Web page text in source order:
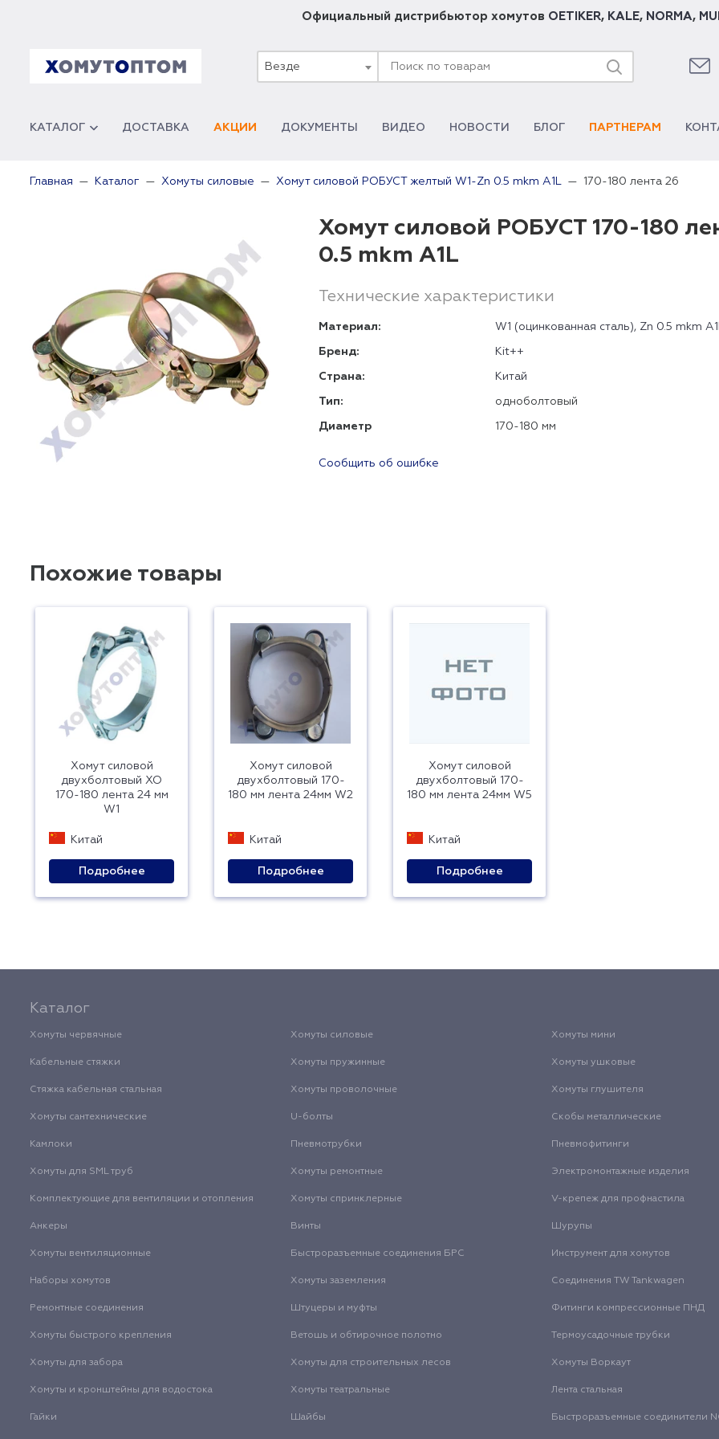
Официальный дистрибьютор хомутов OETIKER, KALE, NORMA,
Везде
КАТАЛОГ ДОСТАВКА АКЦИИ ДОКУМЕНТЫ ВИДЕО НОВОСТИ БЛОГ ПАРТНЕРАМ
Главная Каталог Хомуты силовые Хомут силовой РОБУСТ желтый W1-Zn 0.5 mkm A1L 170-180 лента 26
Хомут силовой РОБУСТ 170-180
0.5 mkm A1L
Технические характеристики
Материал: W1 (оцинкованная сталь), Zn 0.5 mkm
Бренд: Kit++
Страна: Китай
Тип: одноболтовый
Диаметр 170-180 мм
Сообщить об ошибке
Похожие товары
Хомут силовой
двухболтовый ХО
170-180 лента 24 мм
W1
Китай
Подробнее
Хомут силовой
двухболтовый 170-
180 мм лента 24мм W2
Китай
Подробнее
Хомут силовой
двухболтовый 170-
180 мм лента 24мм W5
Китай
Подробнее
Каталог
Хомуты червячные Хомуты силовые Хомуты мини
Кабельные стяжки Хомуты пружинные Хомуты ушковые
Стяжка кабельная стальная Хомуты проволочные Хомуты глушителя
Хомуты сантехнические U-болты Скобы металлические
Камлоки Пневмотрубки Пневмофитинги
Хомуты для SML труб Хомуты ремонтные Электромонтажные изделия
Комплектующие для вентиляции и отопления Хомуты спринклерные V-крепеж для профнастила
Анкеры Винты Шурупы
Хомуты вентиляционные Быстроразъемные соединения БРС Инструмент для хомутов
Наборы хомутов Хомуты заземления Соединения TW Tankwagen
Ремонтные соединения Штуцеры и муфты Фитинги компрессионные ПНД
Хомуты быстрого крепления Ветошь и обтирочное полотно Термоусадочные трубки
Хомуты для забора Хомуты для строительных лесов Хомуты Воркаут
Хомуты и кронштейны для водостока Хомуты театральные Лента стальная
Гайки Шайбы Быстроразъемные соединители